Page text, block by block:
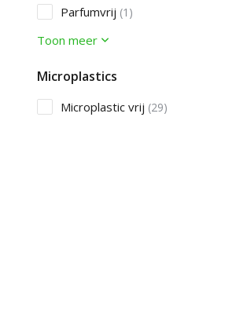
Parfumvrij (1)
Toon meer
Microplastics
Microplastic vrij (29)